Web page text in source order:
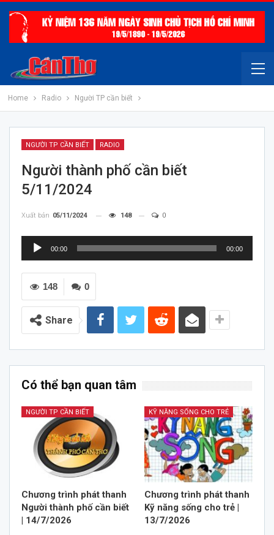
Home Radio Người TP cần biết
NGƯỜI TP CẦN BIẾT RADIO
Người thành phố cần biết
5/11/2024
Xuất bản 05/11/2024 148 0
Trình
Audio
00:00 00:00
0
148
Share
Có thể bạn quan tâm
NGƯỜI TP CẦN BIẾT
Chương trình phát thanh
Người thành phố cần biết
| 14/7/2026
KỸ NĂNG SỐNG CHO TRẺ
Chương trình phát thanh
Kỹ năng sống cho trẻ |
13/7/2026